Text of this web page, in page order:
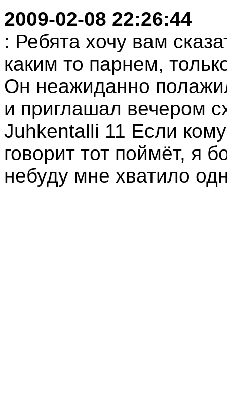
2009-02-08 22:26:44
: Ребята хочу вам
каким то парнем,
Он неажиданно
и приглашал вечером
Juhkentalli 11 Если
говорит тот поймёт, я
небуду мне хватило